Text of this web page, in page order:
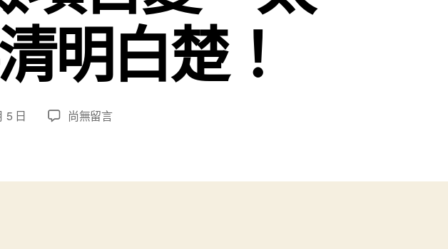
明白楚！
5 日
在
息
尚無留言